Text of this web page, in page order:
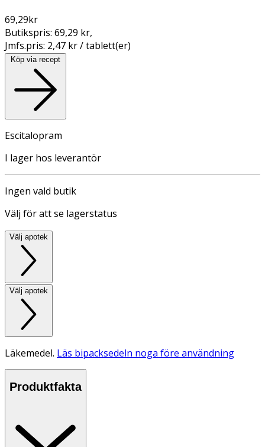
69,29kr
Butikspris: 69,29 kr,
Jmfs.pris: 2,47 kr / tablett(er)
Köp via recept
Escitalopram
I lager hos leverantör
Ingen vald butik
Välj för att se lagerstatus
Välj apotek
Välj apotek
Läkemedel. Läs bipacksedeln noga före användning
Produktfakta